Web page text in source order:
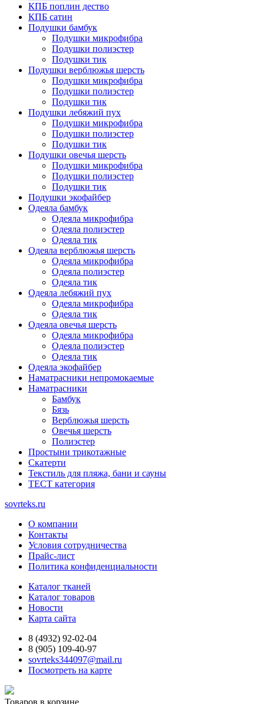
КПБ поплин дество
КПБ сатин
Подушки бамбук
Подушки микрофибра
Подушки полиэстер
Подушки тик
Подушки верблюжья шерсть
Подушки микрофибра
Подушки полиэстер
Подушки тик
Подушки лебяжий пух
Подушки микрофибра
Подушки полиэстер
Подушки тик
Подушки овечья шерсть
Подушки микрофибра
Подушки полиэстер
Подушки тик
Подушки экофайбер
Одеяла бамбук
Одеяла микрофибра
Одеяла полиэстер
Одеяла тик
Одеяла верблюжья шерсть
Одеяла микрофибра
Одеяла полиэстер
Одеяла тик
Одеяла лебяжий пух
Одеяла микрофибра
Одеяла тик
Одеяла овечья шерсть
Одеяла микрофибра
Одеяла полиэстер
Одеяла тик
Одеяла экофайбер
Наматрасники непромокаемые
Наматрасники
Бамбук
Бязь
Верблюжья шерсть
Овечья шерсть
Полиэстер
Простыни трикотажные
Скатерти
Текстиль для пляжа, бани и сауны
ТЕСТ категория
sovrteks.ru
О компании
Контакты
Условия сотрудничества
Прайс-лист
Политика конфиденциальности
Каталог тканей
Каталог товаров
Новости
Карта сайта
8 (4932) 92-02-04
8 (905) 109-40-97
sovrteks344097@mail.ru
Посмотреть на карте
Товаров в корзине